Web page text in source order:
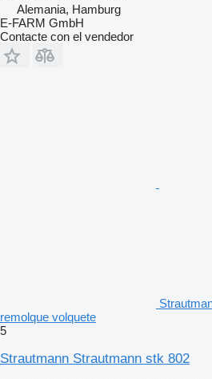
Alemania, Hamburg
E-FARM GmbH
Contacte con el vendedor
remolque volquete
5
Strautmann Strautmann stk 802